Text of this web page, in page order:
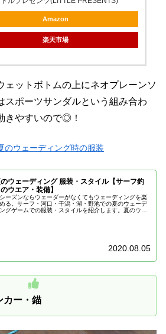
Amazon
楽天市場
ェットボトムの上にネオプレーンソ
スポーツサンダルという組み合わ
きやすいので◎！
のウェーディング時の服装
ウェーディング 服装・スタイル【サーフ釣
ウエア・装備】
ーズンならウェーダーがなくてもウェーディングを楽
る。サーフ・河口・干潟・湖・野池での夏のウェーデ
グゲームでの服装・スタイルを紹介します。夏のウェ
2020.08.05
カー・錨